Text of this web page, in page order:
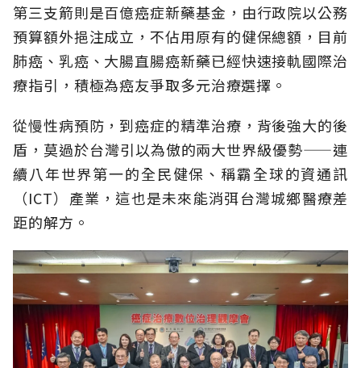
第三支箭則是百億癌症新藥基金，由行政院以公務
預算額外挹注成立，不佔用原有的健保總額，目前
肺癌、乳癌、大腸直腸癌新藥已經快速接軌國際治
療指引，積極為癌友爭取多元治療選擇。
從慢性病預防，到癌症的精準治療，背後強大的後
盾，莫過於台灣引以為傲的兩大世界級優勢——連
續八年世界第一的全民健保、稱霸全球的資通訊
（ICT）產業，這也是未來能消弭台灣城鄉醫療差
距的解方。